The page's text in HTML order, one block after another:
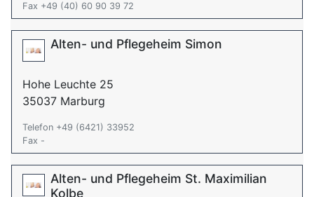
Fax +49 (40) 60 90 39 72
Alten- und Pflegeheim Simon
Hohe Leuchte 25
35037 Marburg
Telefon +49 (6421) 33952
Fax -
Alten- und Pflegeheim St. Maximilian
Kolbe